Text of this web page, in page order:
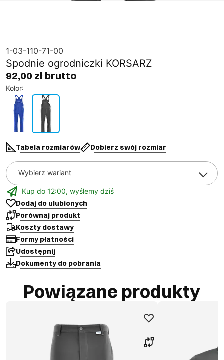
1-03-110-71-00
Spodnie ogrodniczki KORSARZ
92,00 zł brutto
Kolor:
Tabela rozmiarów Dobierz swój rozmiar
Wybierz wariant
Kup do 12:00, wyślemy dziś
Dodaj do ulubionych
Porównaj produkt
Koszty dostawy
Formy płatności
Udostępnij
Dokumenty do pobrania
Powiązane produkty